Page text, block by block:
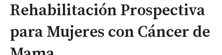
Rehabilitación Prospectiva
para Mujeres con Cáncer de